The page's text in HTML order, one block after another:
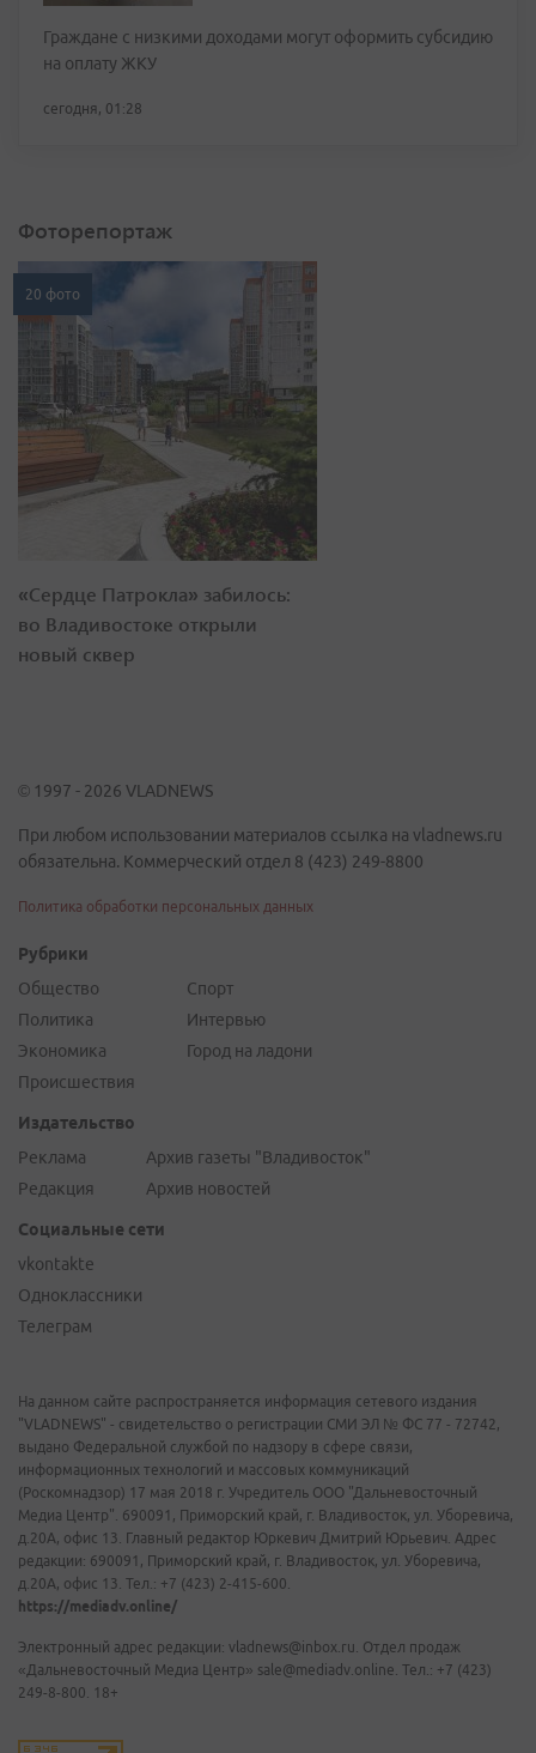
Граждане с низкими доходами могут оформить субсидию
на оплату ЖКУ
сегодня, 01:28
Фоторепортаж
20 фото
«Сердце Патрокла» забилось:
во Владивостоке открыли
новый сквер
© 1997 - 2026 VLADNEWS
При любом использовании материалов ссылка на vladnews.ru
обязательна. Коммерческий отдел 8 (423) 249-8800
Политика обработки персональных данных
Рубрики
Общество
Политика
Экономика
Происшествия
Спорт
Интервью
Город на ладони
Издательство
Реклама
Редакция
Архив газеты "Владивосток"
Архив новостей
Социальные сети
vkontakte
Одноклассники
Телеграм
На данном сайте распространяется информация сетевого издания
"VLADNEWS" - свидетельство о регистрации СМИ ЭЛ № ФС 77 - 72742,
выдано Федеральной службой по надзору в сфере связи,
информационных технологий и массовых коммуникаций
(Роскомнадзор) 17 мая 2018 г. Учредитель ООО "Дальневосточный
Медиа Центр". 690091, Приморский край, г. Владивосток, ул. Уборевича,
д.20А, офис 13. Главный редактор Юркевич Дмитрий Юрьевич. Адрес
редакции: 690091, Приморский край, г. Владивосток, ул. Уборевича,
д.20А, офис 13. Тел.: +7 (423) 2-415-600.
https://mediadv.online/
Электронный адрес редакции: vladnews@inbox.ru. Отдел продаж
«Дальневосточный Медиа Центр» sale@mediadv.online. Тел.: +7 (423)
249-8-800. 18+